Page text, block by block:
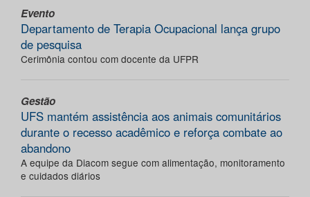
Evento
Departamento de Terapia Ocupacional lança grupo
de pesquisa
Cerimônia contou com docente da UFPR
Gestão
UFS mantém assistência aos animais comunitários
durante o recesso acadêmico e reforça combate ao
abandono
A equipe da Diacom segue com alimentação, monitoramento
e cuidados diários